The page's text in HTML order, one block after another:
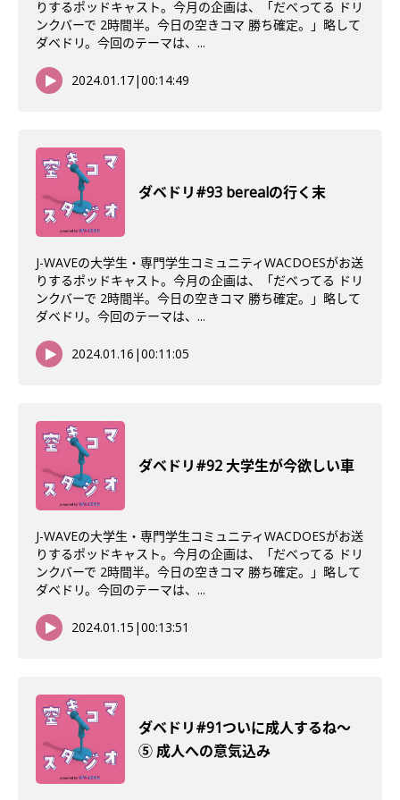
りするポッドキャスト。今月の企画は、「だべってる ドリ
ンクバーで 2時間半。今日の空きコマ 勝ち確定。」略して
ダベドリ。今回のテーマは、...
2024.01.17|00:14:49
ダベドリ#93 berealの行く末
J-WAVEの大学生・専門学生コミュニティWACDOESがお送
りするポッドキャスト。今月の企画は、「だべってる ドリ
ンクバーで 2時間半。今日の空きコマ 勝ち確定。」略して
ダベドリ。今回のテーマは、...
2024.01.16 |00:11:05
ダベドリ#92 大学生が今欲しい車
J-WAVEの大学生・専門学生コミュニティWACDOESがお送
りするポッドキャスト。今月の企画は、「だべってる ドリ
ンクバーで 2時間半。今日の空きコマ 勝ち確定。」略して
ダベドリ。今回のテーマは、...
2024.01.15 |00:13:51
ダベドリ#91ついに成人するね〜
⑤ 成人への意気込み